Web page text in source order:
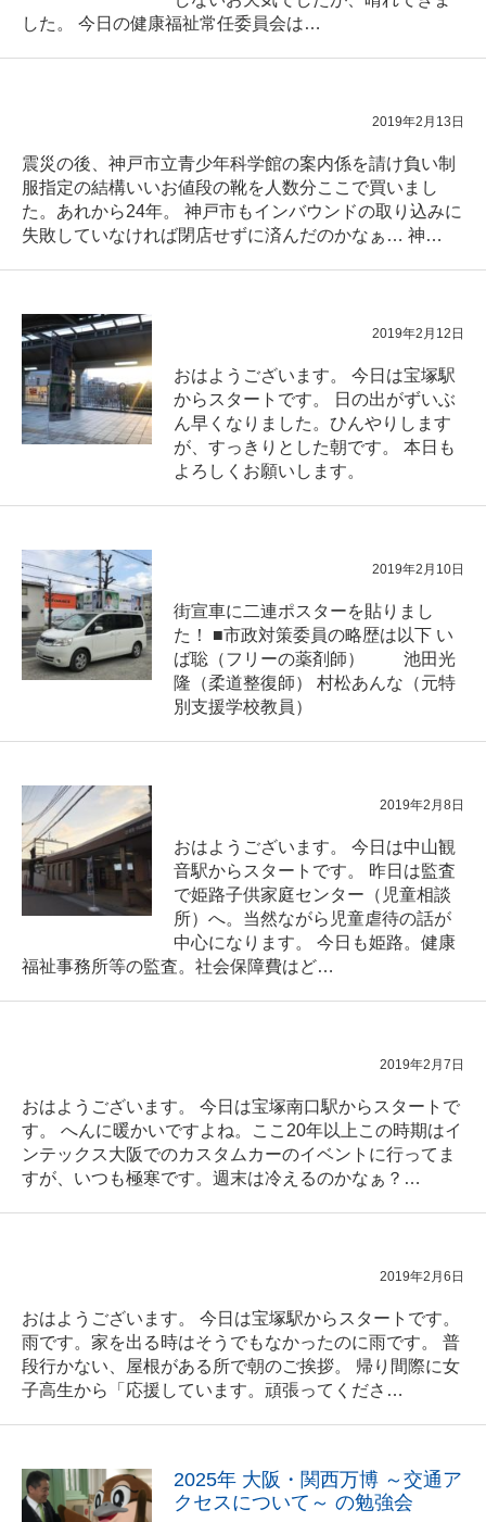
した。 今日の健康福祉常任委員会は…
2019年2月13日
震災の後、神戸市立青少年科学館の案内係を請け負い制
服指定の結構いいお値段の靴を人数分ここで買いまし
た。あれから24年。 神戸市もインバウンドの取り込みに
失敗していなければ閉店せずに済んだのかなぁ… 神…
2019年2月12日
おはようございます。 今日は宝塚駅
からスタートです。 日の出がずいぶ
ん早くなりました。ひんやりします
が、すっきりとした朝です。 本日も
よろしくお願いします。
2019年2月10日
街宣車に二連ポスターを貼りまし
た！ ■市政対策委員の略歴は以下 い
ば聡（フリーの薬剤師） 池田光
隆（柔道整復師） 村松あんな（元特
別支援学校教員）
2019年2月8日
おはようございます。 今日は中山観
音駅からスタートです。 昨日は監査
で姫路子供家庭センター（児童相談
所）へ。当然ながら児童虐待の話が
中心になります。 今日も姫路。健康
福祉事務所等の監査。社会保障費はど…
2019年2月7日
おはようございます。 今日は宝塚南口駅からスタートで
す。 へんに暖かいですよね。ここ20年以上この時期はイ
ンテックス大阪でのカスタムカーのイベントに行ってま
すが、いつも極寒です。週末は冷えるのかなぁ？…
2019年2月6日
おはようございます。 今日は宝塚駅からスタートです。
雨です。家を出る時はそうでもなかったのに雨です。 普
段行かない、屋根がある所で朝のご挨拶。 帰り間際に女
子高生から「応援しています。頑張ってくださ…
2025年 大阪・関西万博 ～交通ア
クセスについて～ の勉強会